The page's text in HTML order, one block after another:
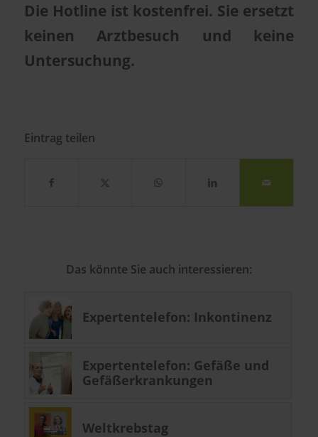
Die Hotline ist kostenfrei. Sie ersetzt
keinen Arztbesuch und keine
Untersuchung.
Eintrag teilen
Das könnte Sie auch interessieren:
Expertentelefon: Inkontinenz
Expertentelefon: Gefäße und
Gefäßerkrankungen
Weltkrebstag